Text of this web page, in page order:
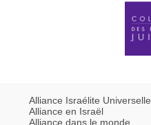
Alliance Israélite Universelle
Alliance en Israël
Alliance dans le monde